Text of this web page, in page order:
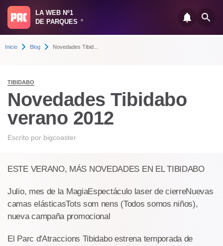
LA WEB Nº1
DE PARQUES
®
Inicio Blog Novedades Tibid...
TIBIDABO
Novedades Tibidabo
verano 2012
Escrito por bigcoaster
ESTE VERANO, MÁS NOVEDADES EN EL TIBIDABO
Julio, mes de la MagiaEspectáculo laser de cierreNuevas
camas elásticasTots som nens (Todos somos niños),
nueva campaña promocional
El Parc d'Atraccions Tibidabo estrena temporada de